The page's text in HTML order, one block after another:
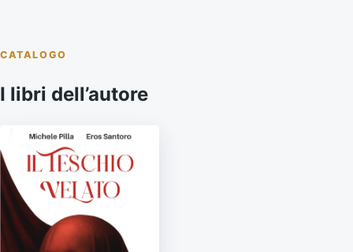
CATALOGO
I libri dell’autore